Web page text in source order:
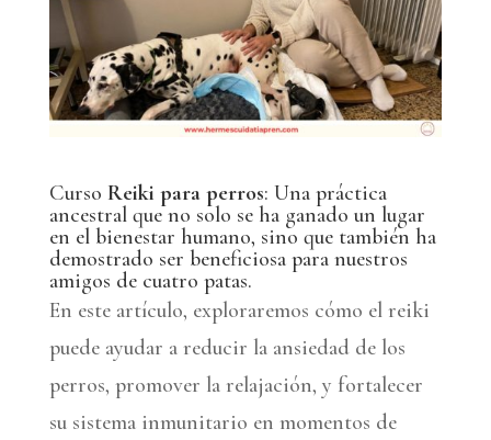
Curso Reiki para perros: Una práctica
ancestral que no solo se ha ganado un lugar
en el bienestar humano, sino que también ha
demostrado ser beneficiosa para nuestros
amigos de cuatro patas.
En este artículo, exploraremos cómo el reiki
puede ayudar a reducir la ansiedad de los
perros, promover la relajación, y fortalecer
su sistema inmunitario en momentos de